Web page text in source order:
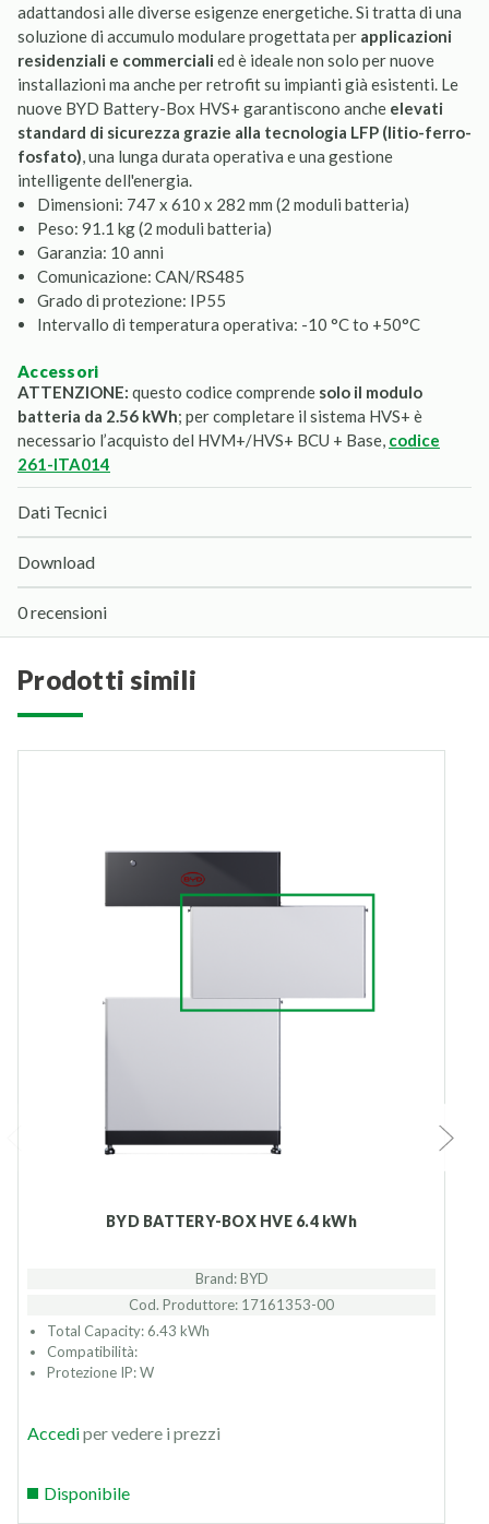
adattandosi alle diverse esigenze energetiche. Si tratta di una
soluzione di accumulo modulare progettata per applicazioni
residenziali e commerciali ed è ideale non solo per nuove
installazioni ma anche per retrofit su impianti già esistenti. Le
nuove BYD Battery-Box HVS+ garantiscono anche elevati
standard di sicurezza grazie alla tecnologia LFP (litio-ferro-
fosfato), una lunga durata operativa e una gestione
intelligente dell'energia.
Dimensioni: 747 x 610 x 282 mm (2 moduli batteria)
Peso: 91.1 kg (2 moduli batteria)
Garanzia: 10 anni
Comunicazione: CAN/RS485
Grado di protezione: IP55
Intervallo di temperatura operativa: -10 °C to +50°C
accessori
ATTENZIONE: questo codice comprende solo il modulo
batteria da 2.56 kWh; per completare il sistema HVS+ è
necessario l’acquisto del HVM+/HVS+ BCU + Base, codice
261-ITA014
Dati Tecnici
Download
0 recensioni
prodotti simili
BYD BATTERY-BOX HVE 6.4 kWh
Brand: BYD
Cod. Produttore: 17161353-00
Total Capacity: 6.43 kWh
Compatibilità:
Protezione IP: W
Accediper vedere i prezzi
Disponibile